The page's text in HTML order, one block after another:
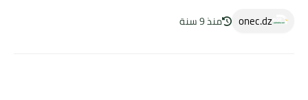
onec.dz منذ 9 سنة